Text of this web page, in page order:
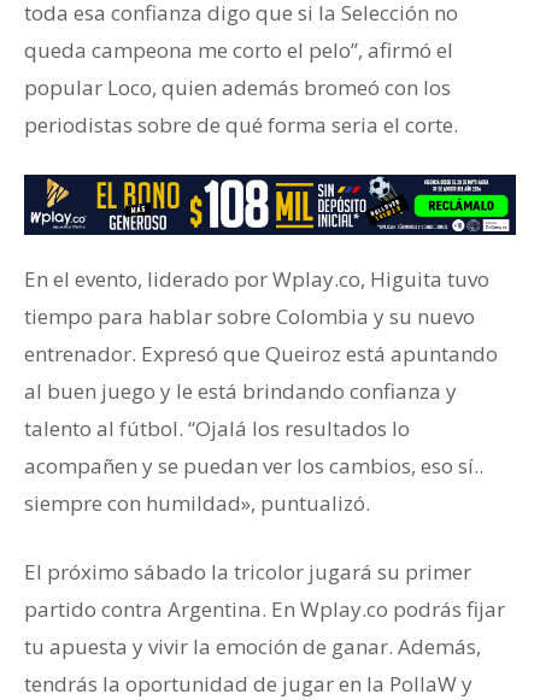
toda esa confianza digo que si la Selección no
queda campeona me corto el pelo”, afirmó el
popular Loco, quien además bromeó con los
periodistas sobre de qué forma seria el corte.
En el evento, liderado por Wplay.co, Higuita tuvo
tiempo para hablar sobre Colombia y su nuevo
entrenador. Expresó que Queiroz está apuntando
al buen juego y le está brindando confianza y
talento al fútbol. “Ojalá los resultados lo
acompañen y se puedan ver los cambios, eso sí..
siempre con humildad», puntualizó.
El próximo sábado la tricolor jugará su primer
partido contra Argentina. En Wplay.co podrás fijar
tu apuesta y vivir la emoción de ganar. Además,
tendrás la oportunidad de jugar en la PollaW y